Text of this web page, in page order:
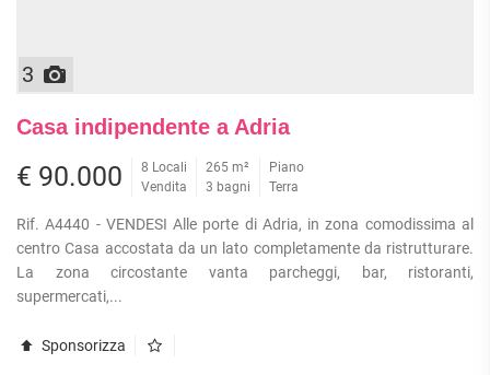
3
Casa indipendente a Adria
€ 90.000
8 Locali
Vendita
265 m²
3 bagni
Piano
Terra
Rif. A4440 - VENDESI Alle porte di Adria, in zona comodissima al
centro Casa accostata da un lato completamente da ristrutturare.
La zona circostante vanta parcheggi, bar, ristoranti,
supermercati,...
Sponsorizza